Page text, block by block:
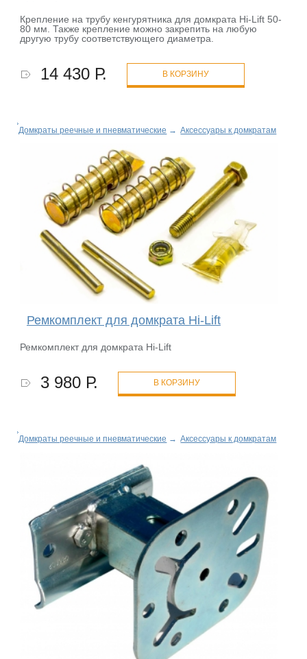
Крепление на трубу кенгурятника для домкрата Hi-Lift 50-
80 мм. Также крепление можно закрепить на любую
другую трубу соответствующего диаметра.
14 430 Р. В КОРЗИНУ
Домкраты реечные и пневматические → Аксессуары к домкратам
Ремкомплект для домкрата Hi-Lift
Ремкомплект для домкрата Hi-Lift
3 980 Р. В КОРЗИНУ
Домкраты реечные и пневматические → Аксессуары к домкратам